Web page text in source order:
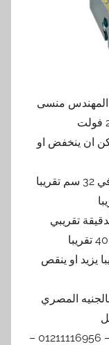
بمكن ان ينخفض او
25.5 كجم تقريبا يزيد او ينقص
موبايل 01211116954 – 01211116955 – 01211116956 –